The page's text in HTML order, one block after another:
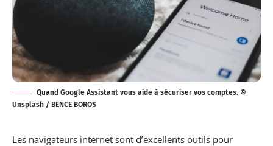
Quand Google Assistant vous aide à sécuriser vos comptes. ©
Unsplash / BENCE BOROS
Les navigateurs internet sont d’excellents outils pour